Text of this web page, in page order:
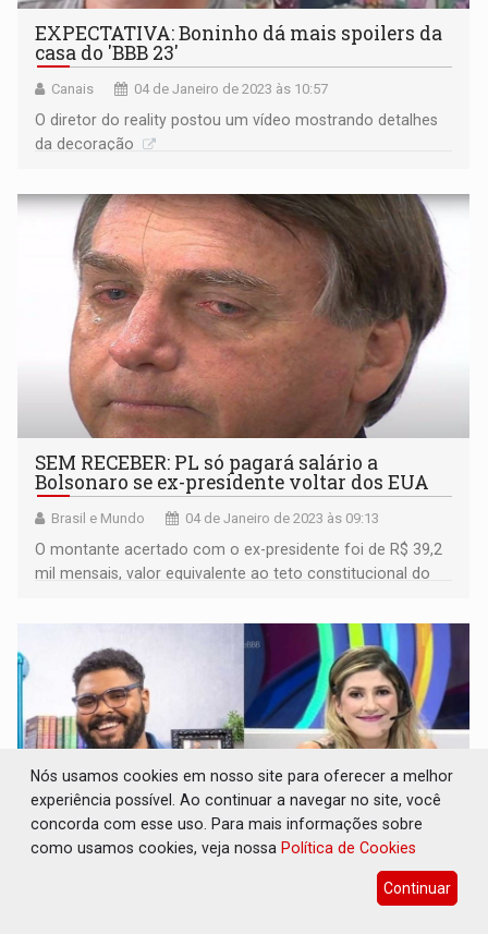
EXPECTATIVA: Boninho dá mais spoilers da
casa do 'BBB 23'
Canais 04 de Janeiro de 2023 às 10:57
O diretor do reality postou um vídeo mostrando detalhes
da decoração
SEM RECEBER: PL só pagará salário a
Bolsonaro se ex-presidente voltar dos EUA
Brasil e Mundo 04 de Janeiro de 2023 às 09:13
O montante acertado com o ex-presidente foi de R$ 39,2
mil mensais, valor equivalente ao teto constitucional do
REALITY: Paulo Vieira e Dani Calabresa são
Nós usamos cookies em nosso site para oferecer a melhor
experiência possível. Ao continuar a navegar no site, você
concorda com esse uso. Para mais informações sobre
como usamos cookies, veja nossa Política de Cookies
Continuar